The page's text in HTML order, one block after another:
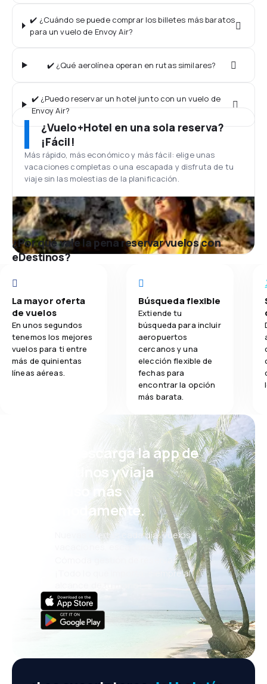
✔️ ¿Cuándo se puede comprar los billetes más baratos
para un vuelo de Envoy Air?
✔️ ¿Qué aerolínea operan en rutas similares?
✔️ ¿Puedo reservar un hotel junto con un vuelo de
Envoy Air?
¿Vuelo+Hotel en una sola reserva?
¡Fácil!
Más rápido, más económico y más fácil: elige unas
vacaciones completas o una escapada y disfruta de tu
viaje sin las molestias de la planificación.
¿Por qué vale la pena reservar vuelos con
eDestinos?
La mayor oferta
de vuelos
En unos segundos
tenemos los mejores
vuelos para ti entre
más de quinientas
líneas aéreas.
Búsqueda flexible
Extiende tu
búsqueda para incluir
aeropuertos
cercanos y una
elección flexible de
fechas para
encontrar la opción
más barata.
¡Eh! Descarga la app de
eDestinos y viaja
incluso más
cómodamente.
Nuevas ofertas cada día: vuelos,
vacaciones, escapadas
Cómoda gestión de reservas
¡Todo lo que importa, siempre al